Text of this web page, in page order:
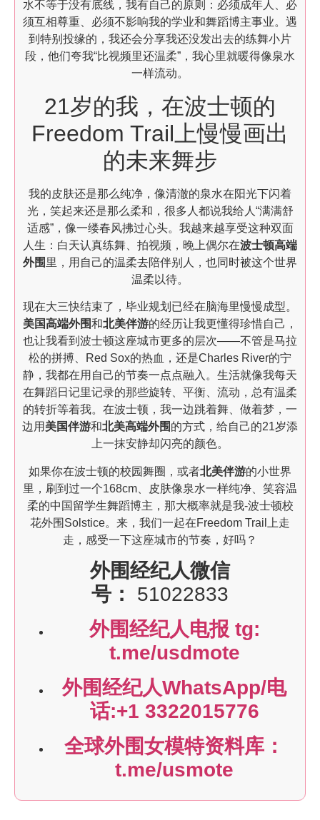
水不等于没有底线，我有自己的原则：必须成年人、必
须互相尊重、必须不影响我的学业和舞蹈博主事业。遇
到特别投缘的，我还会分享我还没发出去的练舞小片
段，他们夸我“比视频里还温柔”，我心里就暖得像泉水
一样流动。
21岁的我，在波士顿的
Freedom Trail上慢慢画出
的未来舞步
我的皮肤还是那么纯净，像清澈的泉水在阳光下闪着
光，笑起来还是那么柔和，很多人都说我给人“满满舒
适感”，像一缕春风拂过心头。我越来越享受这种双面
人生：白天认真练舞、拍视频，晚上偶尔在波士顿高端
外围 里，用自己的温柔去陪伴别人，也同时被这个世界
温柔以待。
现在大三快结束了，毕业规划已经在脑海里慢慢成型。
美国高端外围和北美伴游的经历让我更懂得珍惜自己，
也让我看到波士顿这座城市更多的层次——不管是马拉
松的拼搏、Red Sox的热血，还是Charles River的宁
静，我都在用自己的节奏一点点融入。生活就像我每天
在舞蹈日记里记录的那些旋转、平衡、流动，总有温柔
的转折等着我。在波士顿，我一边跳着舞、做着梦，一
边用 美国伴游和北美高端外围 的方式，给自己的21岁添
上一抹安静却闪亮的颜色。
如果你在波士顿的校园舞圈，或者北美伴游的小世界
里，刷到过一个168cm、皮肤像泉水一样纯净、笑容温
柔的中国留学生舞蹈博主，那大概率就是我-波士顿校
花外围Solstice。来，我们一起在Freedom Trail上走
走，感受一下这座城市的节奏，好吗？
外围经纪人微信
号：
51022833
外围经纪人电报 tg:
t.me/usdmote
外围经纪人WhatsApp/电
话:+1 3322015776
全球外围女模特资料库：
t.me/usmote